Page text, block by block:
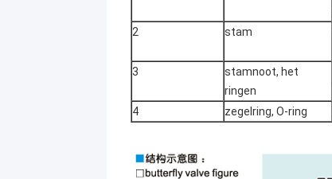
2
stam
3
stamnoot, het
ringen
4
zegelring, O-ring